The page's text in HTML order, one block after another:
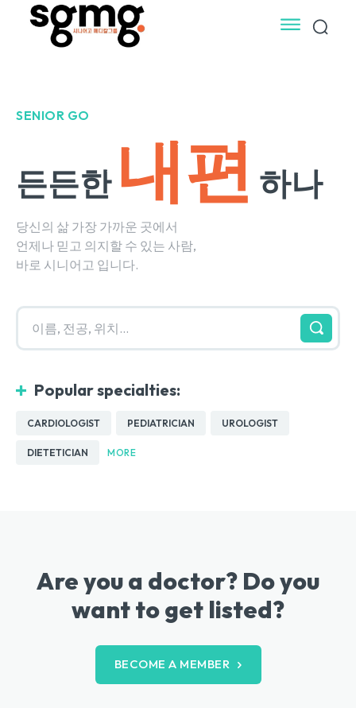
SENIOR GO
든든한 내편 하나
당신의 삶 가장 가까운 곳에서
언제나 믿고 의지할 수 있는 사람,
바로 시니어고 입니다.
이름, 전공, 위치...
Popular specialties:
CARDIOLOGIST PEDIATRICIAN UROLOGIST
DIETETICIAN MORE
Are you a doctor? Do you
want to get listed?
BECOME A MEMBER